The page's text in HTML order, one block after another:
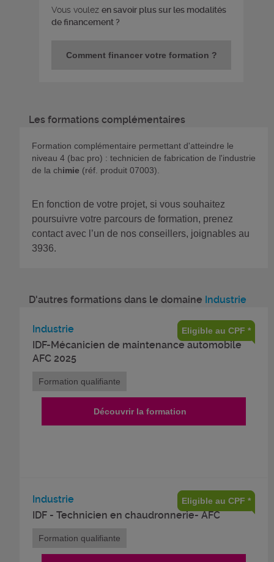
Vous voulez en savoir plus sur les modalités
de financement ?
Comment financer votre formation ?
Les formations complémentaires
Formation complémentaire permettant d'atteindre le
niveau 4 (bac pro) : technicien de fabrication de l'industrie
de la chimie (réf. produit 07003).
En fonction de votre projet, si vous souhaitez
poursuivre votre parcours de formation, prenez
contact avec l’un de nos conseillers, joignables au
3936.
D'autres formations dans le domaine Industrie
Industrie
IDF-Mécanicien de maintenance automobile
AFC 2025
Eligible au CPF *
Formation qualifiante
Découvrir la formation
Industrie
IDF - Technicien en chaudronnerie- AFC
Eligible au CPF *
Formation qualifiante